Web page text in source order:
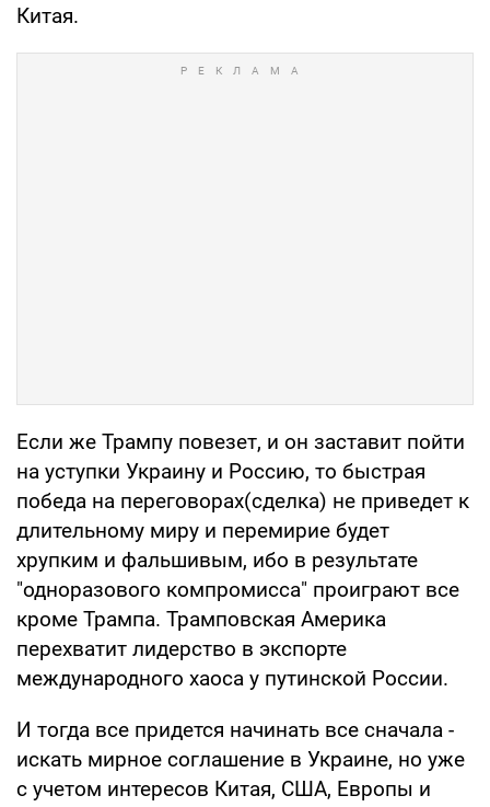
Китая.
Если же Трампу повезет, и он заставит пойти
на уступки Украину и Россию, то быстрая
победа на переговорах(сделка) не приведет к
длительному миру и перемирие будет
хрупким и фальшивым, ибо в результате
"одноразового компромисса" проиграют все
кроме Трампа. Трамповская Америка
перехватит лидерство в экспорте
международного хаоса у путинской России.
И тогда все придется начинать все сначала -
искать мирное соглашение в Украине, но уже
с учетом интересов Китая, США, Европы и